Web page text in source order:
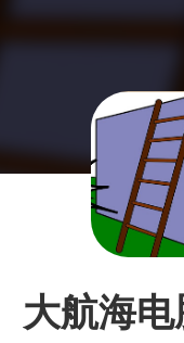
大航海